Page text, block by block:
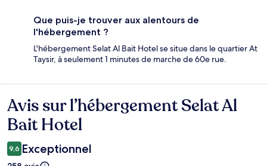
Que puis-je trouver aux alentours de
l'hébergement ?
L'hébergement Selat Al Bait Hotel se situe dans le quartier At
Taysir, à seulement 1 minutes de marche de 60e rue.
Avis
Avis sur l’hébergement Selat Al
Bait Hotel
9,6 Exceptionnel